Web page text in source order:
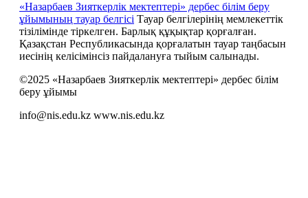
«Назарбаев Зияткерлік мектептері» дербес білім беру
ұйымының тауар белгісі Тауар белгілерінің мемлекеттік
тізілімінде тіркелген. Барлық құқықтар қорғалған.
Қазақстан Республикасында қорғалатын тауар таңбасын
иесiнiң келiсiмiнсiз пайдалануға тыйым салынады.
©2025 «Назарбаев Зияткерлік мектептері» дербес білім
беру ұйымы
info@nis.edu.kz www.nis.edu.kz